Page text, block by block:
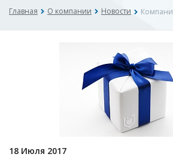
Главная О компании Новости
18 Июля 2017